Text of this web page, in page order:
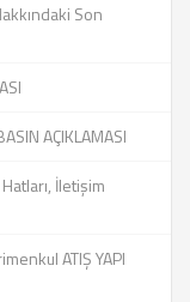
Son
AÇIKLAMASI
İletişim
ATIŞ YAPI